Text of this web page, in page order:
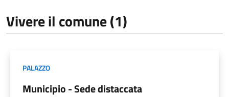
Vivere il comune (1)
PALAZZO
Municipio - Sede distaccata